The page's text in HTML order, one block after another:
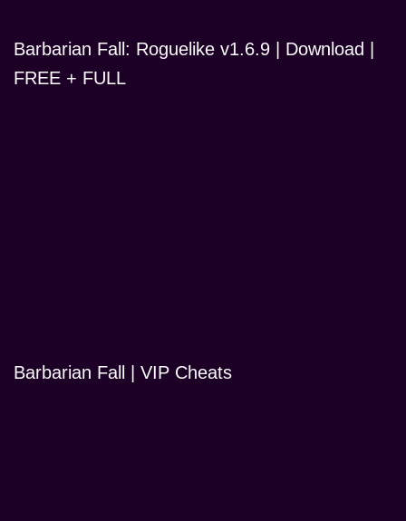
Barbarian Fall: Roguelike v1.6.9 | Download |
FREE + FULL
Barbarian Fall | VIP Cheats